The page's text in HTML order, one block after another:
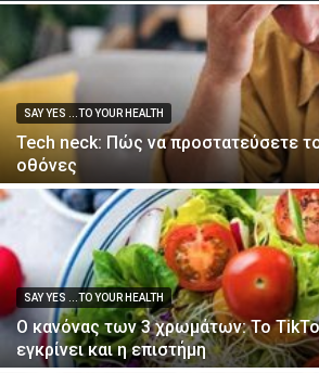
SAY YES ...TO YOUR HEALTH
Tech neck: Πώς να προστατεύσετε
οθόνες
SAY YES ...TO YOUR HEALTH
Ο κανόνας των 3 χρωμάτων: Το
εγκρίνει και η επιστήμη